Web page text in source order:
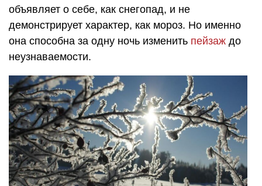
объявляет о себе, как снегопад, и не
демонстрирует характер, как мороз. Но именно
она способна за одну ночь изменить пейзаж до
неузнаваемости.